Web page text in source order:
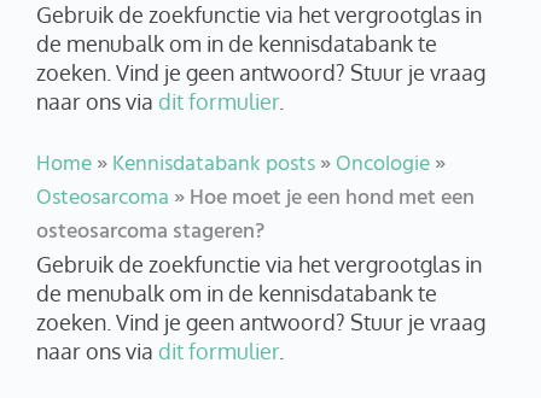
Gebruik de zoekfunctie via het vergrootglas in
de menubalk om in de kennisdatabank te
zoeken. Vind je geen antwoord? Stuur je vraag
naar ons via dit formulier.
Home»Kennisdatabank posts»Oncologie»
Osteosarcoma »Hoe moet je een hond met een
osteosarcoma stageren?
Gebruik de zoekfunctie via het vergrootglas in
de menubalk om in de kennisdatabank te
zoeken. Vind je geen antwoord? Stuur je vraag
naar ons via dit formulier.